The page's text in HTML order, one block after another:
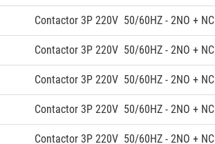
Contactor 3P 220V 50/60HZ - 2NO + NC
Contactor 3P 220V 50/60HZ - 2NO + NC
Contactor 3P 220V 50/60HZ - 2NO + NC
Contactor 3P 220V 50/60HZ - 2NO + NC
Contactor 3P 220V 50/60HZ - 2NO + NC